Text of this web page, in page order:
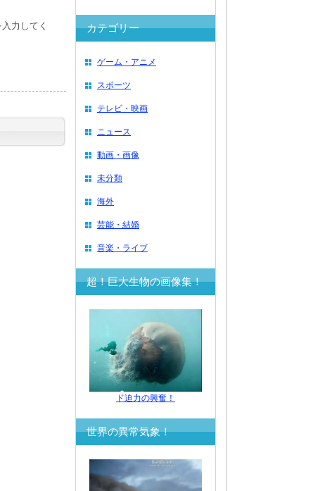
力してく
カテゴリー
ゲーム・アニメ
スポーツ
テレビ・映画
ニュース
動画・画像
未分類
海外
芸能・結婚
音楽・ライブ
超！巨大生物の画像集！
ド迫力の興奮！
世界の異常気象！